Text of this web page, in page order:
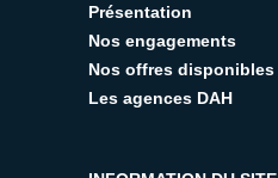
Présentation
Nos engagements
Nos offres disponibles
Les agences DAH